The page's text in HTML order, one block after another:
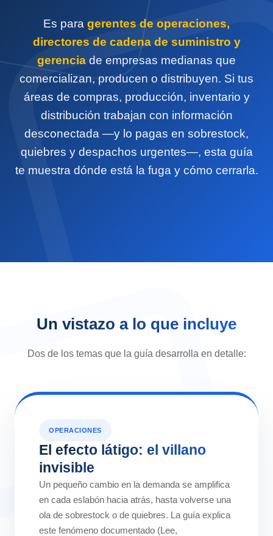
Es para gerentes de operaciones,
directores de cadena de suministro y
gerencia de empresas medianas que
comercializan, producen o distribuyen. Si tus
áreas de compras, producción, inventario y
distribución trabajan con información
desconectada —y lo pagas en sobrestock,
quiebres y despachos urgentes—, esta guía
te muestra dónde está la fuga y cómo cerrarla.
Un vistazo a lo que incluye
Dos de los temas que la guía desarrolla en detalle:
OPERACIONES
El efecto látigo: el villano
invisible
Un pequeño cambio en la demanda se amplifica
en cada eslabón hacia atrás, hasta volverse una
ola de sobrestock o de quiebres. La guía explica
este fenómeno documentado (Lee,